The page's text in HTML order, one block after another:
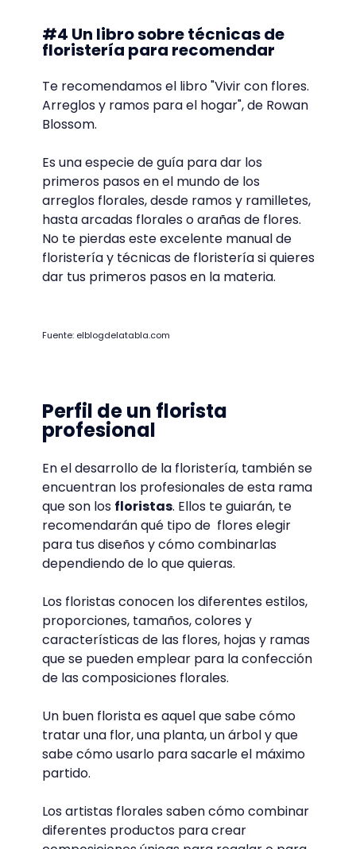
#3 Técnica de floristería para
elaborar complementos de
moda
Los complementos de moda con flores
bodas, bautizos o comuniones. Una de las
técnicas de floristería más habituales, por
ejemplo en las coronas de flores es la
colocación de alambres en la base de las
flores o plantas para que queden bien
fijadas a la corona.
Fuente: bodasyweddings.com
#4 Un libro sobre técnicas de
floristería para recomendar